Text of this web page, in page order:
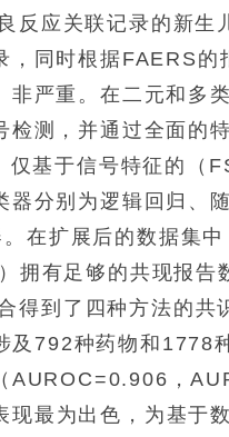
反应关联记录的新生
，同时根据FAERS
非严重。在二元和多
检测，并通过全面
仅基于信号特征的
器分别为逻辑回归、
在扩展后的数据集
拥有足够的共现报告
得到了四种方法的共
及792种药物和1778
AUROC=0.906，
最为出色，为基于